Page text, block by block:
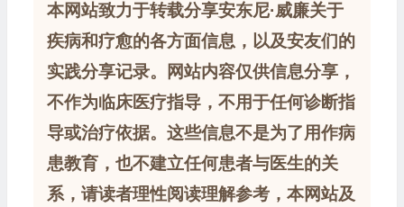
本网站致力于转载分享安东尼·威廉关于
疾病和疗愈的各方面信息，以及安友们的
实践分享记录。网站内容仅供信息分享，
不作为临床医疗指导，不用于任何诊断指
导或治疗依据。这些信息不是为了用作病
患教育，也不建立任何患者与医生的关
系，请读者理性阅读理解参考，本网站及